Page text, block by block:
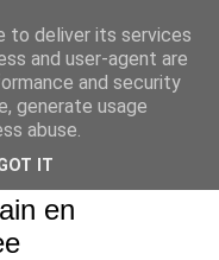
als thuis
en
to deliver its services
and user-agent are
and security
generate usage
abuse.
IT